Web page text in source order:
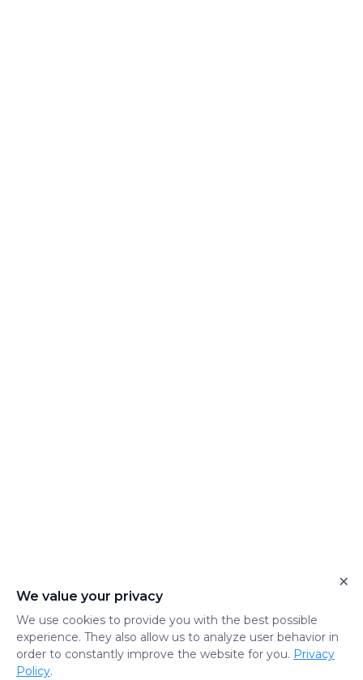
We value your privacy
We use cookies to provide you with the best possible
experience. They also allow us to analyze user behavior in
order to constantly improve the website for you. Privacy
Policy.
×